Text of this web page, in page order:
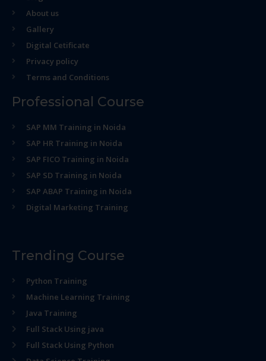
About us
Gallery
Digital Cetificate
Privacy policy
Terms and Conditions
Professional Course
SAP MM Training in Noida
SAP HR Training in Noida
SAP FICO Training in Noida
SAP SD Training in Noida
SAP ABAP Training in Noida
Digital Marketing Training
Trending Course
Python Training
Machine Learning Training
Java Training
Full Stack Using java
Full Stack Using Python